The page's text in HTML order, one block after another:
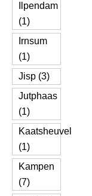
Ilpendam
(1)
Irnsum
(1)
Jisp (3)
Jutphaas
(1)
Kaatsheuvel
(1)
Kampen
(7)